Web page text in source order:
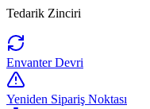
Tedarik Zinciri
Envanter Devri
Yeniden Sipariş Noktası